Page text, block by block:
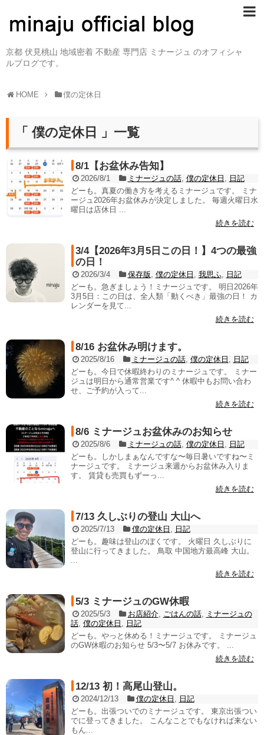
京都 伏見桃山 地域密着 不動産 専門店 ミナージュ のオフィシャ
ルブログです。
HOME 僕の定休日
「 僕の定休日 」一覧
8/1【お盆休み告知】
2026/8/1 ミナージュの話, 僕の定休日
日記
どーも。真夏の働き方を考えるミナージュです。 ミナ
ージュ2026年お盆休みが決定しました。 毎週火曜日水
曜日は店休日 ...
続きを読む
3/4【2026年3月5日この日！】4つの最強
の日！
2026/3/4 保存版 僕の定休日 我思ふ
日記
どーも。急ぎましょう！ミナージュです。 明日2026年
3月5日：この日は、全人類「動くべき」最強の日！ カ
レンダーを見て...
続きを読む
8/16 お盆休み明けます。
2025/8/16 ミナージュの話, 僕の定休日
日記
どーも。今日で休暇終わりのミナージュです。 ミナー
ジュは明日から通常営業です^ ^ 休暇中もお問い合わ
せ、ご予約が入って...
続きを読む
8/6 ミナージュお盆休みのお知らせ
2025/8/6 ミナージュの話, 僕の定休日
日記
どーも。しかしまぁなんですな〜毎日暑いですね〜ミ
ナージュです。 ミナージュ来週からお盆休み入りま
す。 賃貸も売買もずーっ...
続きを読む
7/13 久しぶりの登山 大山へ
2025/7/13 僕の定休日
日記
どーも。趣味は登山のぼくです。 火曜日 久しぶりに
登山に行ってきました。 鳥取 中国地方最高峰 大山。
続きを読む
5/3 ミナージュのGW休暇
2025/5/3 お店紹介, ごはんの話,
ミナージュの
話 僕の定休日
日記
どーも。やっと休める！ミナージュです。 ミナージュ
のGW休暇のお知らせ 5/3〜5/7 お休みです。 ...
続きを読む
12/13 初！高尾山登山。
2024/12/13 僕の定休日
日記
どーも。出張ついでのミナージュです。 東京出張つい
でに登ってきました。 こんなことでもなければ来ない
もん...